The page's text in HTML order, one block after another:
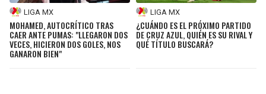
LIGA MX
MOHAMED, AUTOCRÍTICO TRAS
CAER ANTE PUMAS: "LLEGARON DOS
VECES, HICIERON DOS GOLES, NOS
GANARON BIEN"
LIGA MX
¿CUÁNDO ES EL PRÓXIMO PARTIDO
DE CRUZ AZUL, QUIÉN ES SU RIVAL Y
QUÉ TÍTULO BUSCARÁ?